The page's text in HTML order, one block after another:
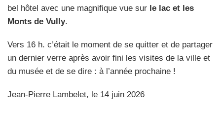
bel hôtel avec une magnifique vue sur le lac et les
Monts de Vully.
Vers 16 h. c’était le moment de se quitter et de partager
un dernier verre après avoir fini les visites de la ville et
du musée et de se dire : à l’année prochaine !
Jean-Pierre Lambelet, le 14 juin 2026